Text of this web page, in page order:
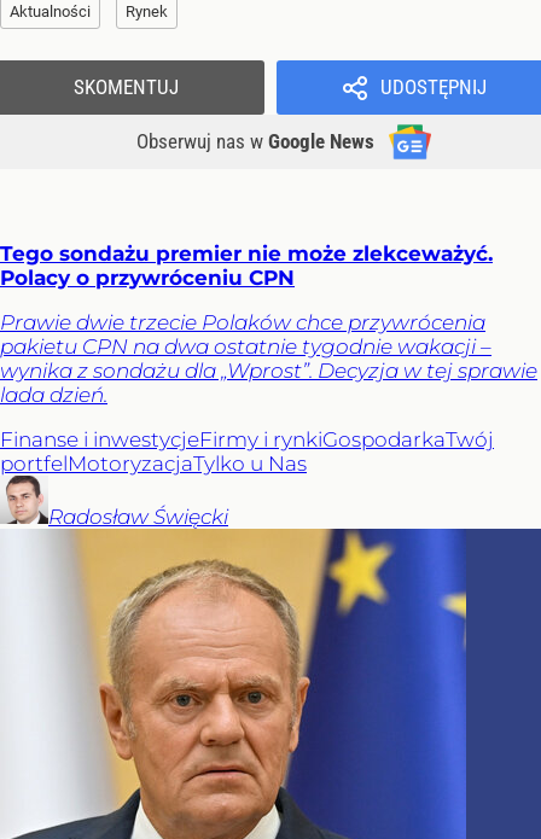
Aktualności Rynek
UDOSTĘPNIJ
Obserwuj nas w Google News
SKOMENTUJ
Tego sondażu premier nie może zlekceważyć.
Polacy o przywróceniu CPN
Prawie dwie trzecie Polaków chce przywrócenia
pakietu CPN na dwa ostatnie tygodnie wakacji –
wynika z sondażu dla „Wprost”. Decyzja w tej sprawie
lada dzień.
Finanse i inwestycjeFirmy i rynkiGospodarkaTwój
portfelMotoryzacjaTylko u Nas
Radosław Święcki